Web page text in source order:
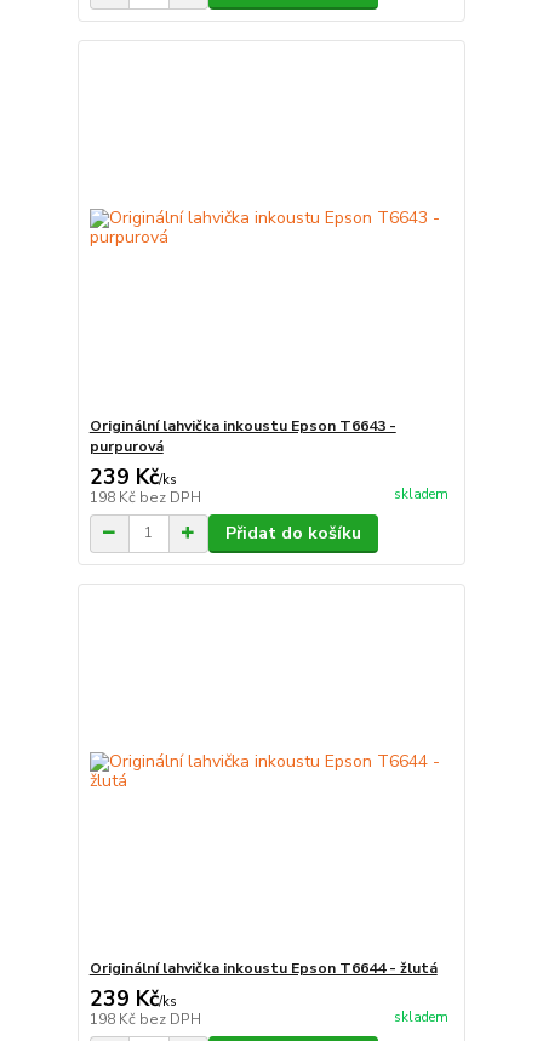
Originální lahvička inkoustu Epson T6643 -
purpurová
239 Kč/ks
198 Kč bez DPH skladem
Přidat do košíku
Originální lahvička inkoustu Epson T6644 - žlutá
239 Kč/ks
198 Kč bez DPH skladem